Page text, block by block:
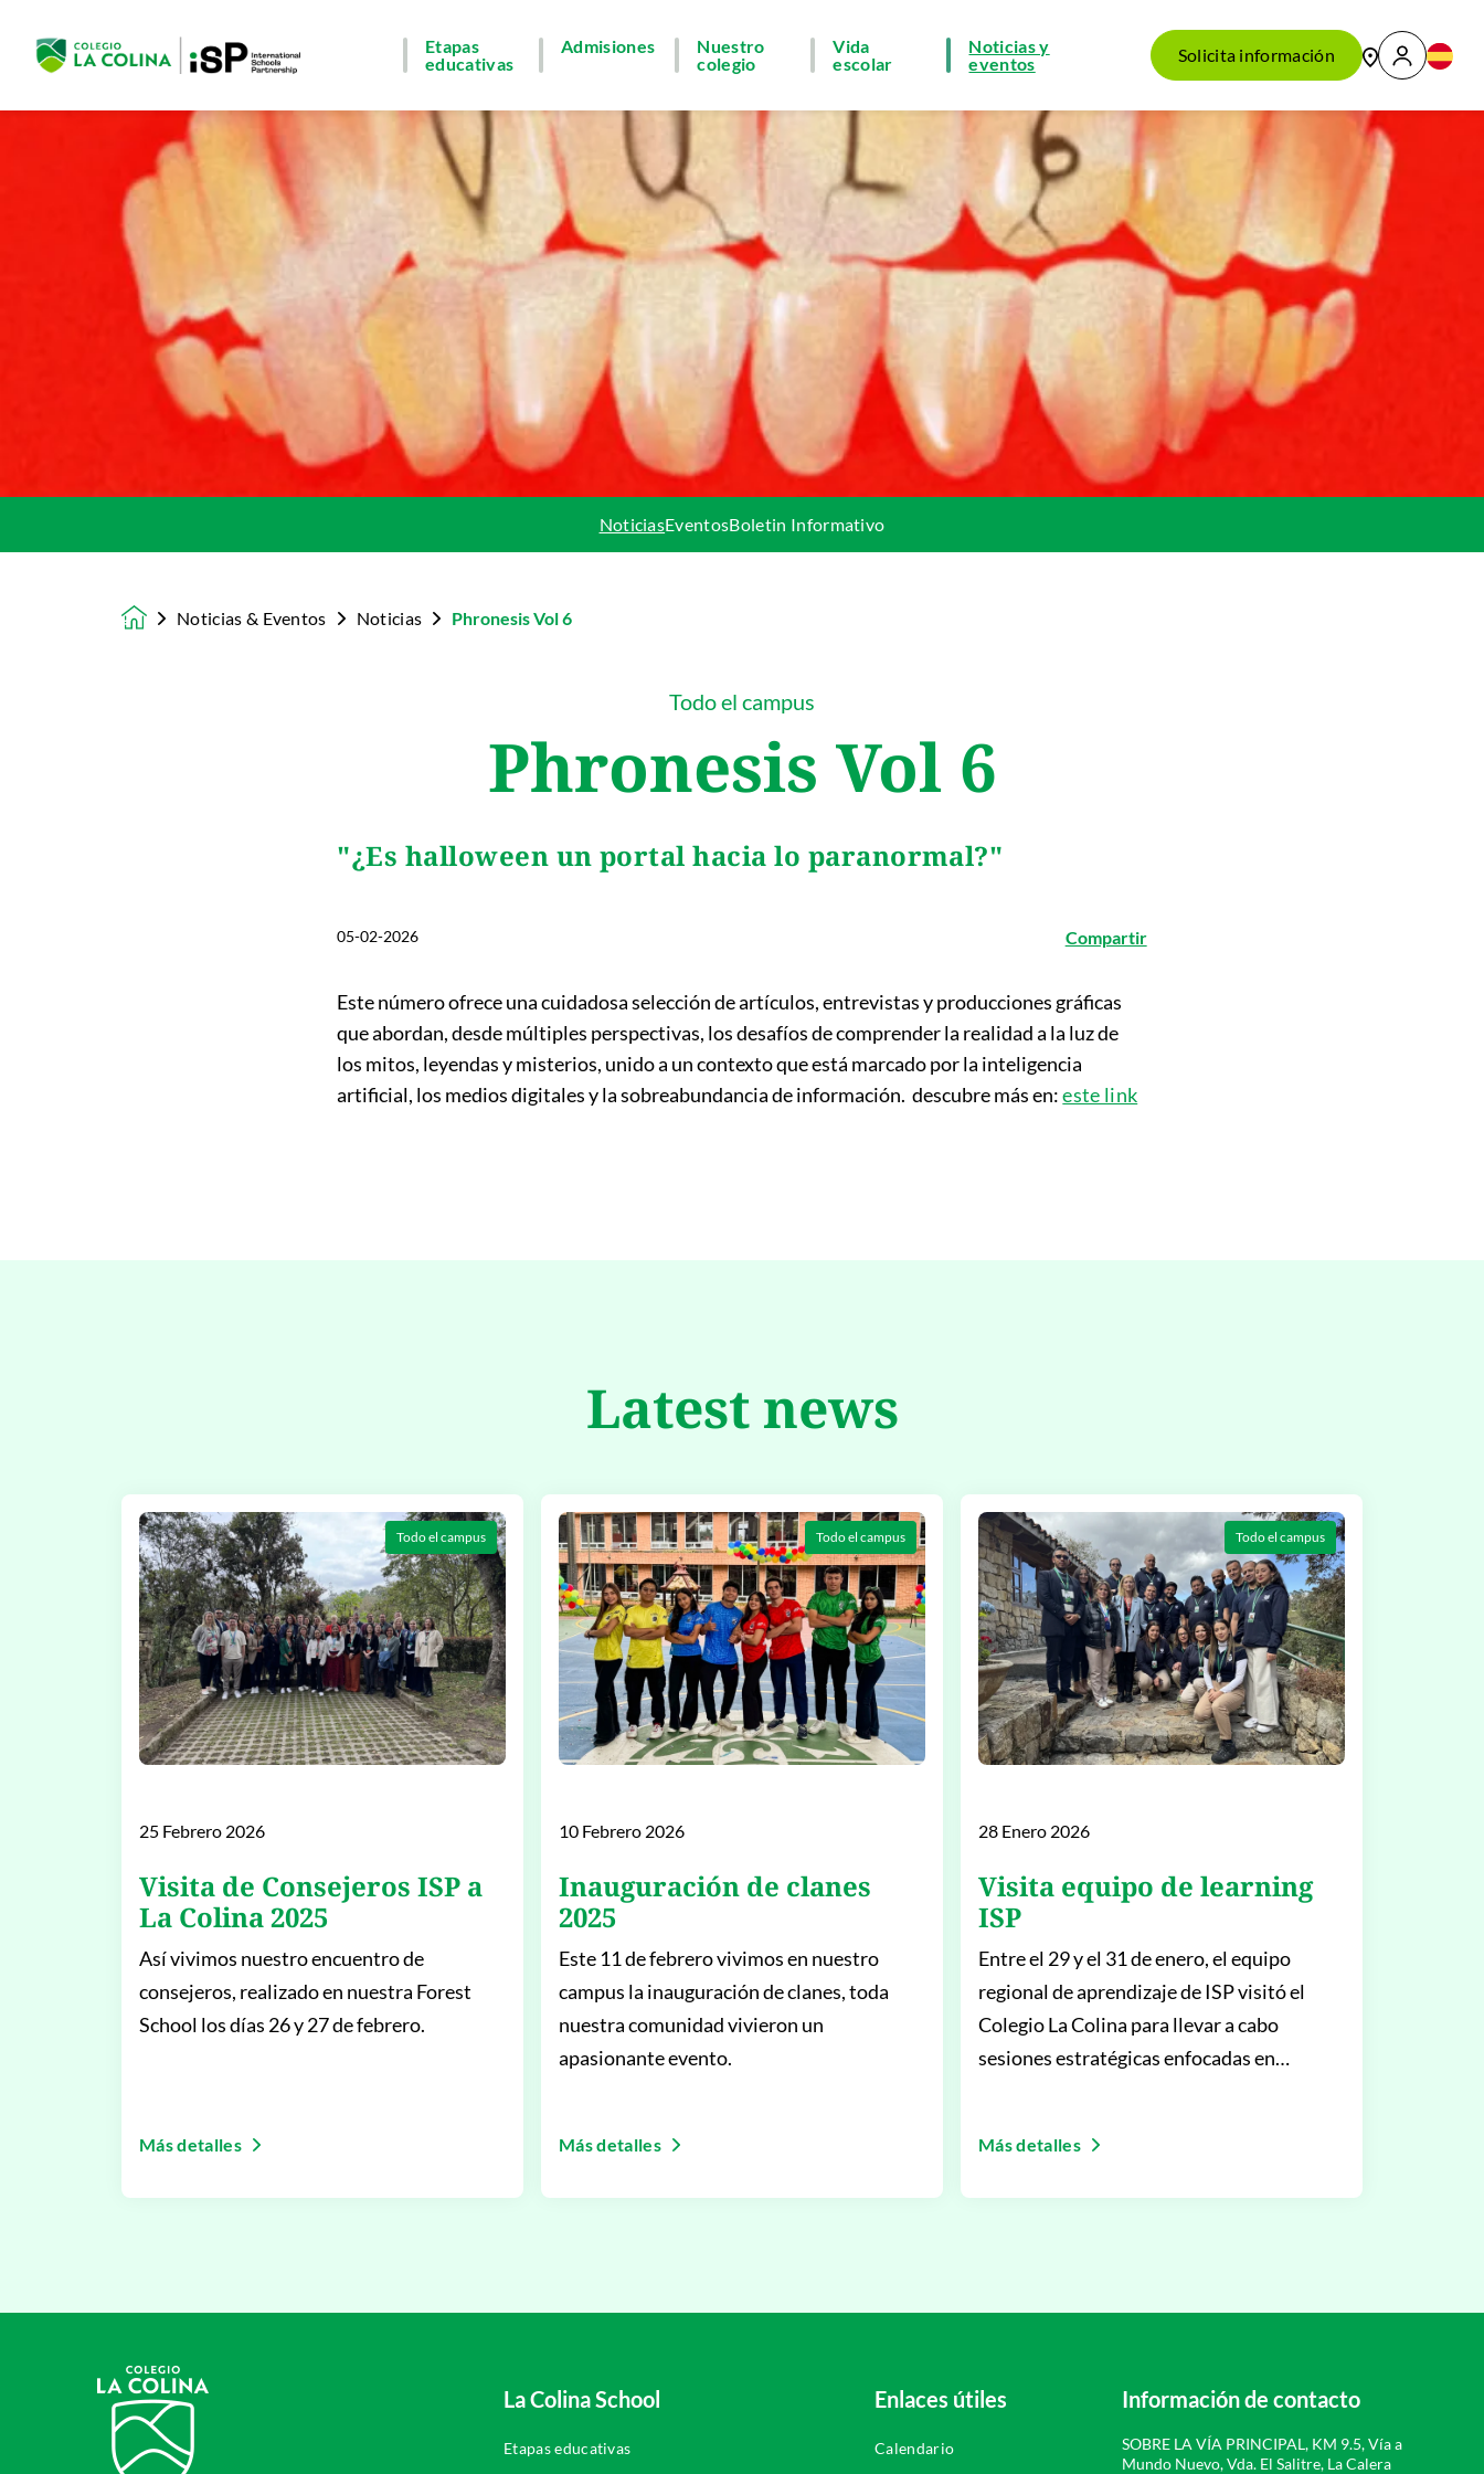
Etapas
educativas
Admisiones
Nuestro
colegio
Vida
escolar
Noticias y
eventos
Solicita información
NoticiasEventosBoletin Informativo
HomepageNoticias & Eventos Noticias Phronesis Vol 6
Todo el campus
Phronesis Vol 6
"¿Es halloween un portal hacia lo paranormal?"
05-02-2026 Compartir
Este número ofrece una cuidadosa selección de artículos, entrevistas y producciones gráficas
que abordan, desde múltiples perspectivas, los desafíos de comprender la realidad a la luz de
los mitos, leyendas y misterios, unido a un contexto que está marcado por la inteligencia
artificial, los medios digitales y la sobreabundancia de información. descubre más en:este link
Latest news
Todo el campus
25 Febrero 2026
Visita de Consejeros ISP a
La Colina 2025
Así vivimos nuestro encuentro de
consejeros, realizado en nuestra Forest
School los días 26 y 27 de febrero.
Más detalles
Todo el campus
10 Febrero 2026
Inauguración de clanes
2025
Este 11 de febrero vivimos en nuestro
campus la inauguración de clanes, toda
nuestra comunidad vivieron un
apasionante evento.
Más detalles
Todo el campus
28 Enero 2026
Visita equipo de learning
ISP
Entre el 29 y el 31 de enero, el equipo
regional de aprendizaje de ISP visitó el
Colegio La Colina para llevar a cabo
sesiones estratégicas enfocadas en
Más detalles
La Colina School
Etapas educativas
Enlaces útiles
Calendario
Información de contacto
SOBRE LA VÍA PRINCIPAL, KM 9.5, Vía a
Mundo Nuevo, Vda. El Salitre, La Calera